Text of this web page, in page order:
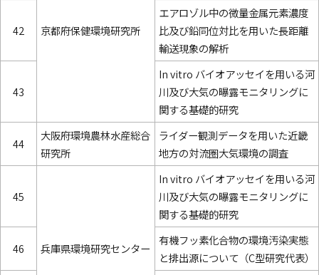
京都府保健環境研究所
42
エアロゾル中の微量金属元素濃度
比及び鉛同位対比を用いた長距離
輸送現象の解析
43
In vitro バイオアッセイを用いる河
川及び大気の曝露モニタリングに
関する基礎的研究
44
大阪府環境農林水産総合
研究所
ライダー観測データを用いた近畿
地方の対流圏大気環境の調査
45
兵庫県環境研究センター
In vitro バイオアッセイを用いる河
川及び大気の曝露モニタリングに
関する基礎的研究
46
有機フッ素化合物の環境汚染実態
と排出源について（C型研究代表）